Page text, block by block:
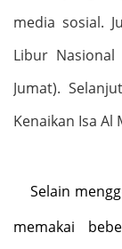
media sosial.
Libur Nasional
Jumat).
Kenaikan Isa Al
Selain
memakai